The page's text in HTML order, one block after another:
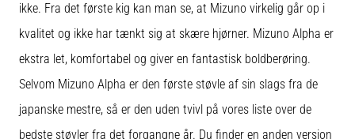
ikke. Fra det første kig kan man se, at Mizuno virkelig går op i
kvalitet og ikke har tænkt sig at skære hjørner. Mizuno Alpha er
ekstra let, komfortabel og giver en fantastisk boldberøring.
Selvom Mizuno Alpha er den første støvle af sin slags fra de
japanske mestre, så er den uden tvivl på vores liste over de
bedste støvler fra det forgangne år. Du finder en anden version